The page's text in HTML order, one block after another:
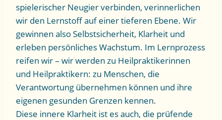
spielerischer Neugier verbinden, verinnerlichen
wir den Lernstoff auf einer tieferen Ebene. Wir
gewinnen also Selbstsicherheit, Klarheit und
erleben persönliches Wachstum. Im Lernprozess
reifen wir – wir werden zu Heilpraktikerinnen
und Heilpraktikern: zu Menschen, die
Verantwortung übernehmen können und ihre
eigenen gesunden Grenzen kennen.
Diese innere Klarheit ist es auch, die prüfende